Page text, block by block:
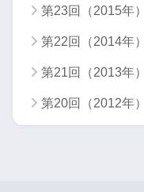
第23回（2015年）
第22回（2014年）
第21回（2013年）
第20回（2012年）